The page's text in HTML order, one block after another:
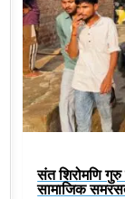
संत शिरोमणि गुरु
सामाजिक